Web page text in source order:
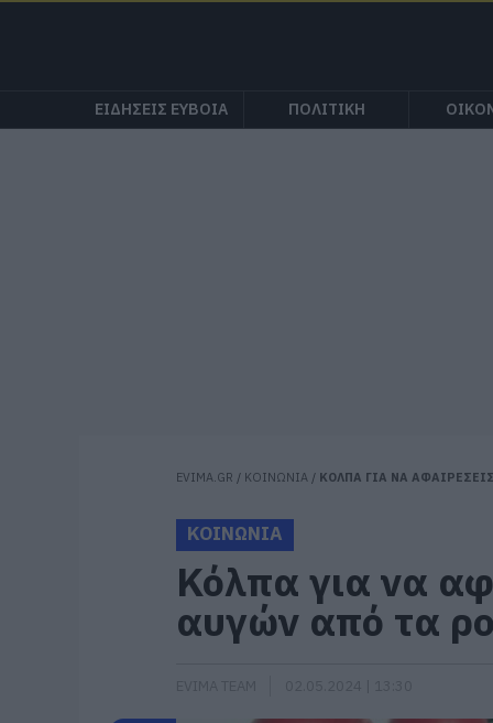
ΕΙΔΗΣΕΙΣ ΕΥΒΟΙΑ ΠΟΛΙΤΙΚΗ
EVIMA.GR / ΚΟΙΝΩΝΙΑ / ΚΟΛΠΑ ΓΙΑ ΝΑ
ΚΟΙΝΩΝΙΑ
Κόλπα για να
αυγών από τα